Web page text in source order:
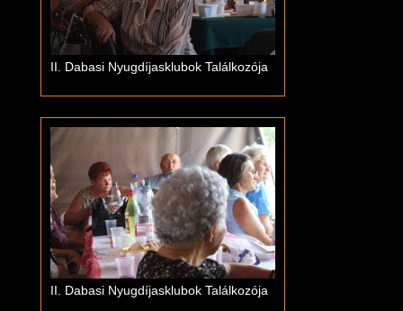
II. Dabasi Nyugdíjasklubok Találkozója
II. Dabasi Nyugdíjasklubok Találkozója